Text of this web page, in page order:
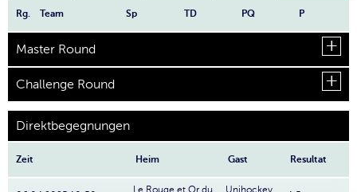
Rg. Team Sp TD PQ P
Master Round
Challenge Round
Direktbegegnungen
Zeit Heim Gast Resultat
Le Rouge et Or du Unihockey